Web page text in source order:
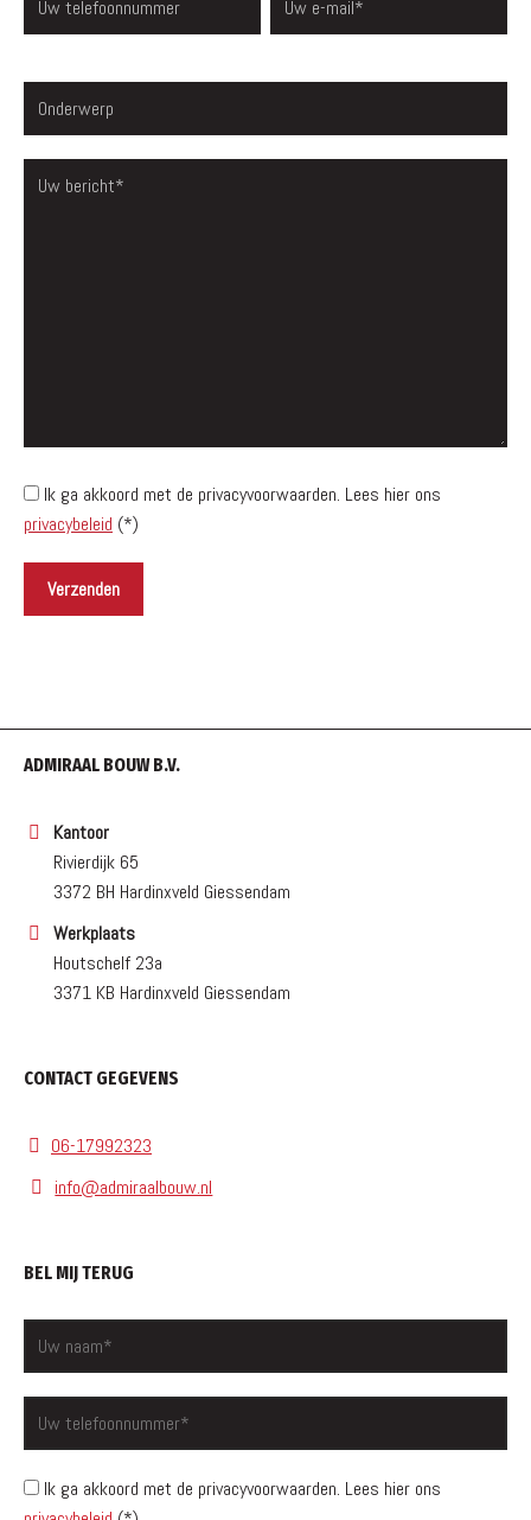
Ik ga akkoord met de privacyvoorwaarden. Lees hier ons
privacybeleid (*)
ADMIRAAL BOUW B.V.
Kantoor
Rivierdijk 65
3372 BH Hardinxveld Giessendam
Werkplaats
Houtschelf 23a
3371 KB Hardinxveld Giessendam
CONTACT GEGEVENS
06-17992323
info@admiraalbouw.nl
BEL MIJ TERUG
Ik ga akkoord met de privacyvoorwaarden. Lees hier ons